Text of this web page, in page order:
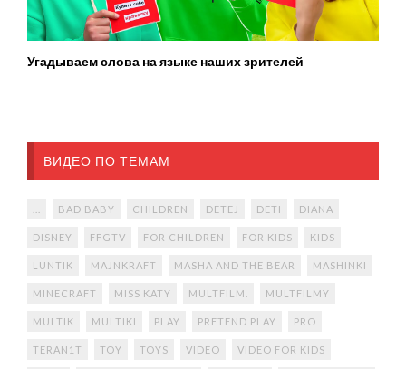
Угадываем слова на языке наших зрителей
ВИДЕО ПО ТЕМАМ
BAD BABY CHILDREN DETEJ DETI DIANA
DISNEY FFGTV FOR CHILDREN FOR KIDS KIDS
LUNTIK MAJNKRAFT MASHA AND THE BEAR MASHINKI
MINECRAFT MISS KATY MULTFILM. MULTFILMY
MULTIK MULTIKI PLAY PRETEND PLAY PRO
TERAN1T TOY TOYS VIDEO VIDEO FOR KIDS